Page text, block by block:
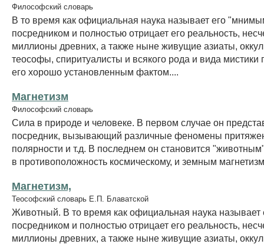
Философский словарь
В то время как официальная наука называет его
посредником и полностью отрицает его реальность,
миллионы древних, а также ныне живущие азиаты,
теософы, спиритуалисты и всякого рода и вида мистики
его хорошо установленным фактом....
Магнетизм
Философский словарь
Сила в природе и человеке. В первом случае он
посредник, вызывающий различные феномены
полярности и т.д. В последнем он становится
в противоположность космическому, и земным
Магнетизм,
Теософский словарь Е.П. Блаватской
Животный. В то время как официальная наука
посредником и полностью отрицает его реальность,
миллионы древних, а также ныне живущие азиаты,